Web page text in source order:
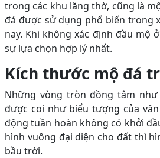
trong các khu lăng thờ, cũng là
đá được sử dụng phổ biến trong
nay. Khi không xác định đầu mộ
sự lựa chọn hợp lý nhất.
Kích thước mộ đá
Những vòng tròn đồng tâm
được coi như biểu tượng của
động tuần hoàn không có khởi
hình vuông đại diện cho đất thì
bầu trời.